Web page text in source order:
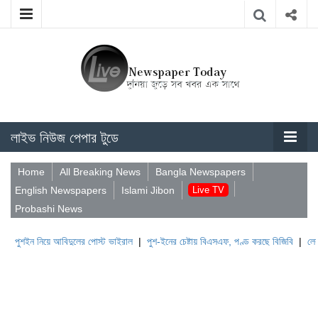
লাইভ নিউজ পেপার টুডে
Home All Breaking News
Bangla Newspapers
English Newspapers
Islami Jibon Live TV
Probashi News
আবিদুলের পোস্ট ভাইরাল| পুশ-ইনের চেষ্টায় বিএসএফ, পণ্ড করছে বিজিবি|লেবাননের